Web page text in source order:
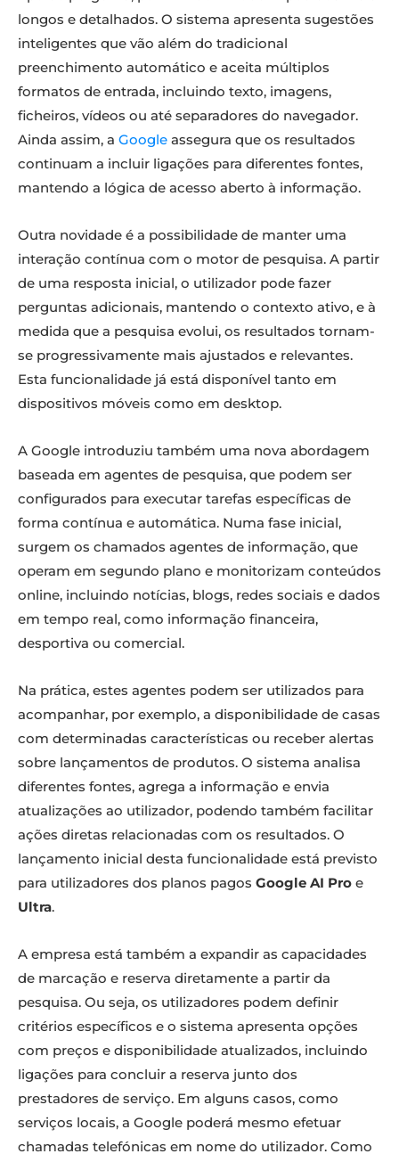
longos e detalhados. O sistema apresenta sugestões
inteligentes que vão além do tradicional
preenchimento automático e aceita múltiplos
formatos de entrada, incluindo texto, imagens,
ficheiros, vídeos ou até separadores do navegador.
Ainda assim, a Google assegura que os resultados
continuam a incluir ligações para diferentes fontes,
mantendo a lógica de acesso aberto à informação.
Outra novidade é a possibilidade de manter uma
interação contínua com o motor de pesquisa. A partir
de uma resposta inicial, o utilizador pode fazer
perguntas adicionais, mantendo o contexto ativo, e à
medida que a pesquisa evolui, os resultados tornam-
se progressivamente mais ajustados e relevantes.
Esta funcionalidade já está disponível tanto em
dispositivos móveis como em desktop.
A Google introduziu também uma nova abordagem
baseada em agentes de pesquisa, que podem ser
configurados para executar tarefas específicas de
forma contínua e automática. Numa fase inicial,
surgem os chamados agentes de informação, que
operam em segundo plano e monitorizam conteúdos
online, incluindo notícias, blogs, redes sociais e dados
em tempo real, como informação financeira,
desportiva ou comercial.
Na prática, estes agentes podem ser utilizados para
acompanhar, por exemplo, a disponibilidade de casas
com determinadas características ou receber alertas
sobre lançamentos de produtos. O sistema analisa
diferentes fontes, agrega a informação e envia
atualizações ao utilizador, podendo também facilitar
ações diretas relacionadas com os resultados. O
lançamento inicial desta funcionalidade está previsto
para utilizadores dos planos pagos Google AI Pro e
Ultra.
A empresa está também a expandir as capacidades
de marcação e reserva diretamente a partir da
pesquisa. Ou seja, os utilizadores podem definir
critérios específicos e o sistema apresenta opções
com preços e disponibilidade atualizados, incluindo
ligações para concluir a reserva junto dos
prestadores de serviço. Em alguns casos, como
serviços locais, a Google poderá mesmo efetuar
chamadas telefónicas em nome do utilizador. Como